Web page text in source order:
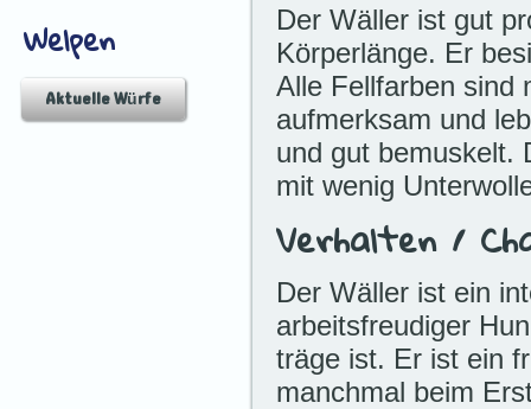
Welpen
Aktuelle Würfe
Der Wäller ist gut
Körperlänge. Er
Alle Fellfarben sind
aufmerksam und
und gut bemuskelt.
mit wenig
Verhalten /
Der Wäller ist ein
arbeitsfreudiger
träge ist. Er ist ein
manchmal beim